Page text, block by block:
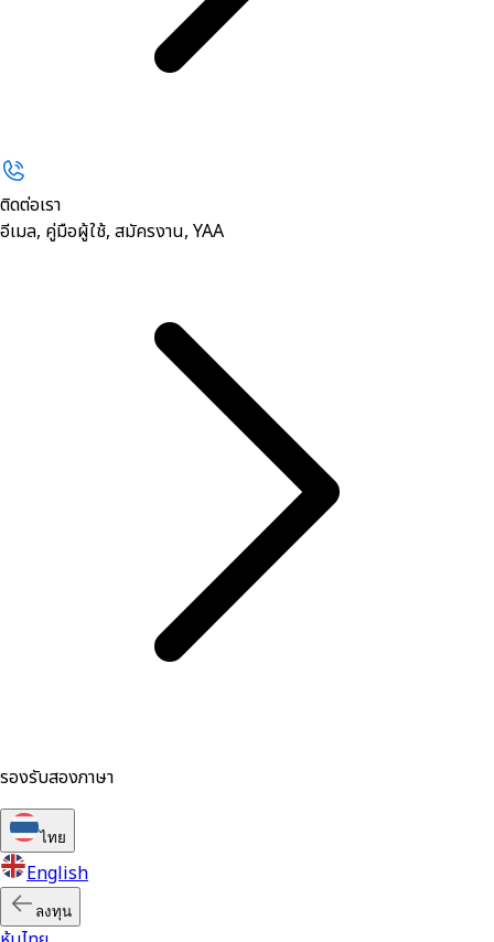
ติดต่อเรา
อีเมล, คู่มือผู้ใช้, สมัครงาน, YAA
รองรับสองภาษา
ไทย
English
ลงทุน